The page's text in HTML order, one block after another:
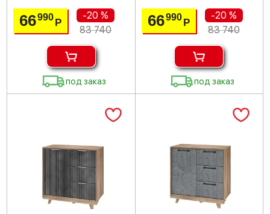
66990 Р
-20 %
83 740
под заказ
66990 Р
-20 %
83 740
под заказ